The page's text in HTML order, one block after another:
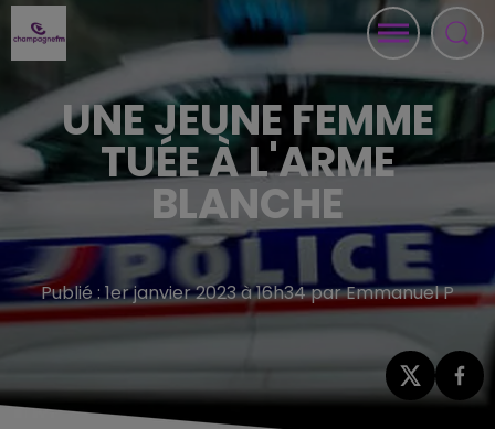
UNE JEUNE FEMME
TUÉE À L'ARME
BLANCHE
Publié : 1er janvier 2023 à 16h34 par Emmanuel P